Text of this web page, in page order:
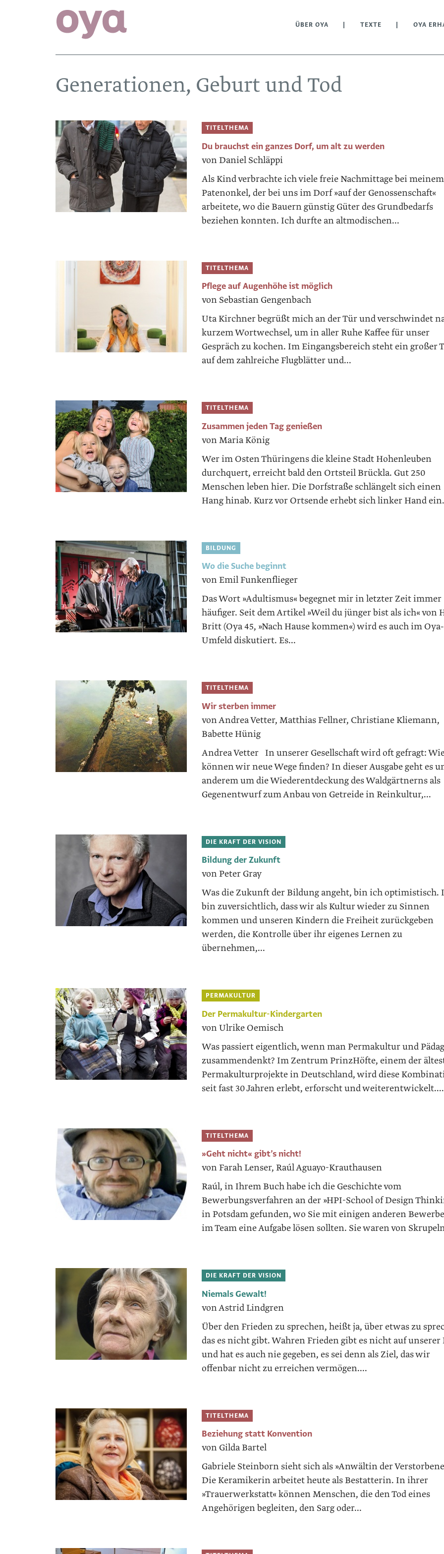
ÜBER OYA TEXTE OYA
Generationen, Geburt und Tod
TITELTHEMA
Du brauchst ein ganzes Dorf, um alt zu werden
von Daniel Schläppi
Als Kind verbrachte ich viele freie Nachmittage bei meinem
Patenonkel, der bei uns im Dorf »auf der Genossenschaft«
arbeitete, wo die Bauern günstig Güter des Grundbedarfs
beziehen konnten. Ich durfte an altmodischen...
TITELTHEMA
Pflege auf Augenhöhe ist möglich
von Sebastian Gengenbach
Uta Kirchner begrüßt mich an der Tür und verschwindet
kurzem Wortwechsel, um in aller Ruhe Kaffee für unser
Gespräch zu kochen. Im Eingangsbereich steht ein großer
auf dem zahlreiche Flugblätter und...
TITELTHEMA
Zusammen jeden Tag genießen
von Maria König
Wer im Osten Thüringens die kleine Stadt Hohenleuben
durchquert, erreicht bald den Ortsteil Brückla. Gut 250
Menschen leben hier. Die Dorfstraße schlängelt sich einen
Hang hinab. Kurz vor Ortsende erhebt sich linker Hand
BILDUNG
Wo die Suche beginnt
von Emil Funkenflieger
Das Wort »Adultismus« begegnet mir in letzter Zeit immer
häufiger. Seit dem Artikel »Weil du jünger bist als ich« von
Britt (Oya 45, »Nach Hause kommen«) wird es auch im Oya-
Umfeld diskutiert. Es...
TITELTHEMA
Wir sterben immer
von Andrea Vetter, Matthias Fellner, Christiane Kliemann,
Babette Hünig
Andrea Vetter In unserer Gesellschaft wird oft gefragt:
können wir neue Wege finden? In dieser Ausgabe geht es
anderem um die Wiederentdeckung des Waldgärtnerns als
Gegenentwurf zum Anbau von Getreide in Reinkultur,...
DIE KRAFT DER VISION
Bildung der Zukunft
von Peter Gray
Was die Zukunft der Bildung angeht, bin ich optimistisch.
bin zuversichtlich, dass wir als Kultur wieder zu Sinnen
kommen und unseren Kindern die Freiheit zurückgeben
werden, die Kontrolle über ihr eigenes Lernen zu
übernehmen,...
PERMAKULTUR
Der Permakultur-Kindergarten
von Ulrike Oemisch
Was passiert eigentlich, wenn man Permakultur und
zusammendenkt? Im Zentrum PrinzHöfte, einem der
Permakulturprojekte in Deutschland, wird diese
seit fast 30 Jahren erlebt, erforscht und weiterentwickelt....
TITELTHEMA
»Geht nicht« gibt’s nicht!
von Farah Lenser, Raúl Aguayo-Krauthausen
Raúl, in Ihrem Buch habe ich die Geschichte vom
Bewerbungsverfahren an der »HPI-School of Design
in Potsdam gefunden, wo Sie mit einigen anderen
im Team eine Aufgabe lösen sollten. Sie waren von
DIE KRAFT DER VISION
Niemals Gewalt!
von Astrid Lindgren
Über den Frieden zu sprechen, heißt ja, über etwas zu
das es nicht gibt. Wahren Frieden gibt es nicht auf unserer
und hat es auch nie gegeben, es sei denn als Ziel, das wir
offenbar nicht zu erreichen vermögen....
TITELTHEMA
Beziehung statt Konvention
von Gilda Bartel
Gabriele Steinborn sieht sich als »Anwältin der
Die Keramikerin arbeitet heute als Bestatterin. In ihrer
»Trauerwerkstatt« können Menschen, die den Tod eines
Angehörigen begleiten, den Sarg oder...